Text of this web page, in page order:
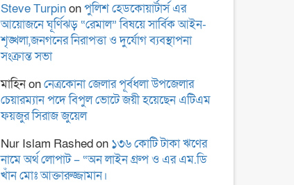
রোটারী ক্লাব অব কুমিল্লা
উচ্চ বিদ্যালয়ে বৃক্ষরোপন ও
বিতরণ
Steve Turpinonপুলিশ হেডকোয়ার্টার্স এর
আয়োজনে ঘূর্ণিঝড় “রেমাল” বিষয়ে সার্বিক আইন-
শৃঙ্খলা,জনগনের নিরাপত্তা ও দুর্যোগ ব্যবস্থাপনা
সংক্রান্ত সভা
মাহিনonনেত্রকোনা জেলার পূর্বধলা উপজেলার
চেয়ারম্যান পদে বিপুল ভোটে জয়ী হয়েছেন এটিএম
ফয়জুর সিরাজ জুয়েল
Nur Islam Rashedon ১৩৬ কোটি টাকা ঋণের
নামে অর্থ লোপাট – “অন লাইন গ্রুপ ও এর এম.ডি
খাঁন মোঃ আক্তারুজ্জামান।